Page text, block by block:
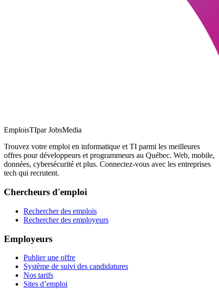
EmploisTIpar JobsMedia
Trouvez votre emploi en informatique et TI parmi les meilleures
offres pour développeurs et programmeurs au Québec. Web, mobile,
données, cybersécurité et plus. Connectez-vous avec les entreprises
tech qui recrutent.
Chercheurs d'emploi
Rechercher des emplois
Rechercher des employeurs
Employeurs
Publier une offre
Système de suivi des candidatures
Nos tarifs
Sites d’emploi